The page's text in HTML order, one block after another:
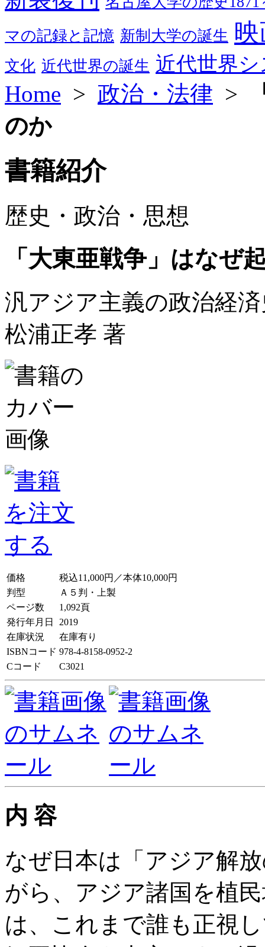
マの記録と記憶 新制大学の誕生
文化 近代世界の誕生 近代世界
Home > 政治・法律 >
のか
書籍紹介
歴史・政治・思想
「大東亜戦争」はなぜ
汎アジア主義の政治経
松浦正孝 著
価格
税込11,000円／本体10,000円
判型
Ａ５判・上製
ページ数
1,092頁
発行年月日
2019
在庫状況
在庫有り
ISBNコード 978-4-8158-0952-2
Cコード
C3021
内 容
なぜ日本は「アジア解
がら、アジア諸国を植
は、これまで誰も正視